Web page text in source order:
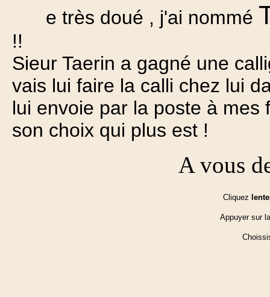
e très doué , j'ai nommé
!!
Sieur Taerin a gagné une
vais lui faire la calli chez lui
lui envoie par la poste à
son choix qui plus est !
A vous
Cliquez
Appuyer sur